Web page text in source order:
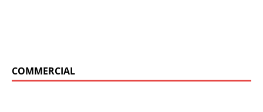
COMMERCIAL